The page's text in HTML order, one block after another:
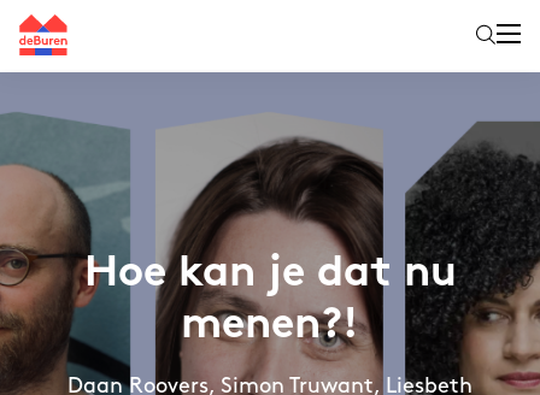
Hoe kan je dat nu
menen?!
Daan Roovers, Simon Truwant, Liesbeth